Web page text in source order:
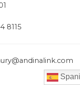
8115